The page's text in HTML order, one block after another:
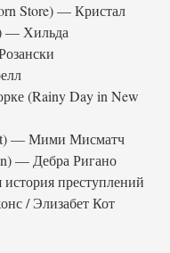
Store) — Кристал
— Хильда
(Rainy Day in New
— Мими Мисматч
— Дебра Ригано
преступлений
/ Элизабет Кот